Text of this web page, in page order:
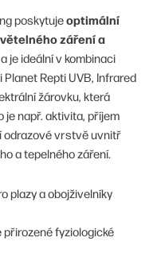
poskytujeoptimální
záření a
a je ideální v kombinaci
Repti UVB, Infrared
žárovku, která
je např. aktivita, příjem
odrazové vrstvě uvnitř
a tepelného záření.
plazy a obojživelníky
přirozené fyziologické